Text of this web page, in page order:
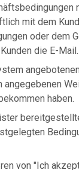
mit dem
oder dem
die E-Mail.
haben.
von "Ich